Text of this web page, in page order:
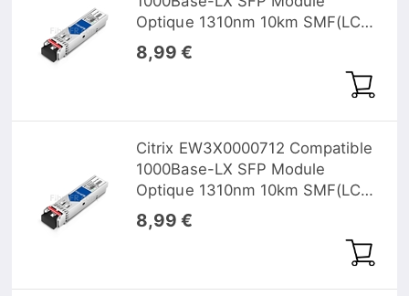
Optique 1310nm 10km SMF(LC
Duplex) DOM
8,99 €
Citrix EW3X0000712 Compatible
1000Base-LX SFP Module
Optique 1310nm 10km SMF(LC
Duplex) DOM
8,99 €